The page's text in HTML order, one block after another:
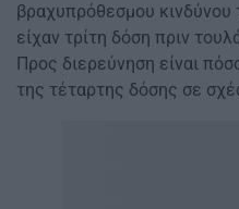
βραχυπρόθεσμου
είχαν τρίτη δόση πριν
Προς διερεύνηση είναι
της τέταρτης δόσης σε